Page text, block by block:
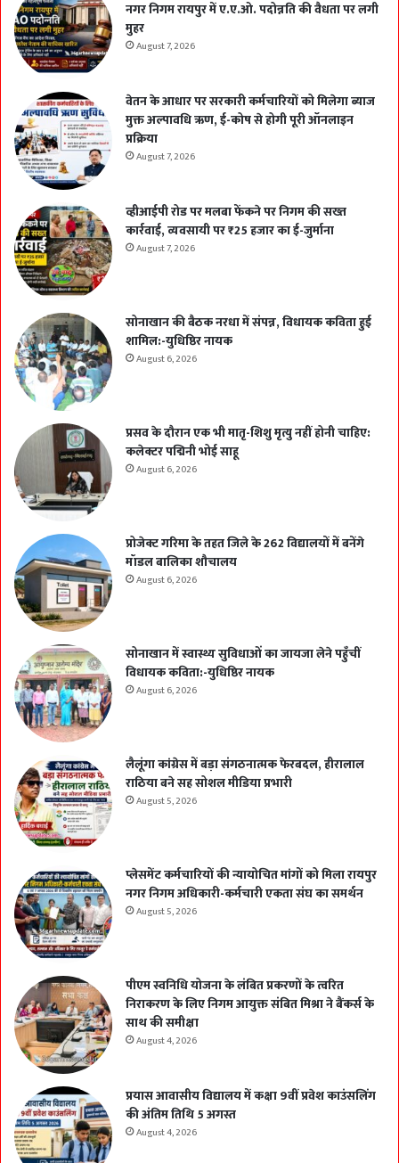
नगर निगम रायपुर में ए.ए.ओ. पदोन्नति की वैधता पर लगी
मुहर
August 7, 2026
वेतन के आधार पर सरकारी कर्मचारियों को मिलेगा ब्याज
मुक्त अल्पावधि ऋण, ई-कोष से होगी पूरी ऑनलाइन
प्रक्रिया
August 7, 2026
व्हीआईपी रोड पर मलबा फेंकने पर निगम की सख्त
कार्रवाई, व्यवसायी पर ₹25 हजार का ई-जुर्माना
August 7, 2026
सोनाखान की बैठक नरधा में संपन्न, विधायक कविता हुई
शामिल:-युधिष्ठिर नायक
August 6, 2026
प्रसव के दौरान एक भी मातृ-शिशु मृत्यु नहीं होनी चाहिए:
कलेक्टर पद्मिनी भोई साहू
August 6, 2026
प्रोजेक्ट गरिमा के तहत जिले के 262 विद्यालयों में बनेंगे
मॉडल बालिका शौचालय
August 6, 2026
सोनाखान में स्वास्थ्य सुविधाओं का जायजा लेने पहुँचीं
विधायक कविता:-युधिष्ठिर नायक
August 6, 2026
लैलूंगा कांग्रेस में बड़ा संगठनात्मक फेरबदल, हीरालाल
राठिया बने सह सोशल मीडिया प्रभारी
August 5, 2026
प्लेसमेंट कर्मचारियों की न्यायोचित मांगों को मिला रायपुर
नगर निगम अधिकारी-कर्मचारी एकता संघ का समर्थन
August 5, 2026
पीएम स्वनिधि योजना के लंबित प्रकरणों के त्वरित
निराकरण के लिए निगम आयुक्त संबित मिश्रा ने बैंकर्स के
साथ की समीक्षा
August 4, 2026
प्रयास आवासीय विद्यालय में कक्षा 9वीं प्रवेश काउंसलिंग
की अंतिम तिथि 5 अगस्त
August 4, 2026